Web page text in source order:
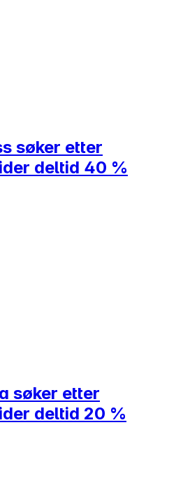
søker etter
deltid 40 %
søker etter
deltid 20 %